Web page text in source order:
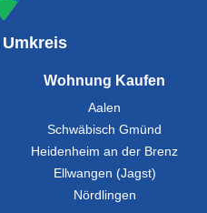
Wohnung Kaufen
Aalen
Schwäbisch Gmünd
Heidenheim an der Brenz
Ellwangen (Jagst)
Nördlingen